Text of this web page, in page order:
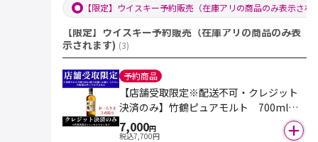
【限定】ウイスキー予約販売（在庫アリの商品のみ表示され
【限定】ウイスキー予約販売（在庫アリの商品のみ表
示されます) (3)
予約商品
【店舗受取限定※配送不可・クレジット
決済のみ】竹鶴ピュアモルト 700ml
（箱付き）※おひとり様３点まで
7,000円
税込7,700円